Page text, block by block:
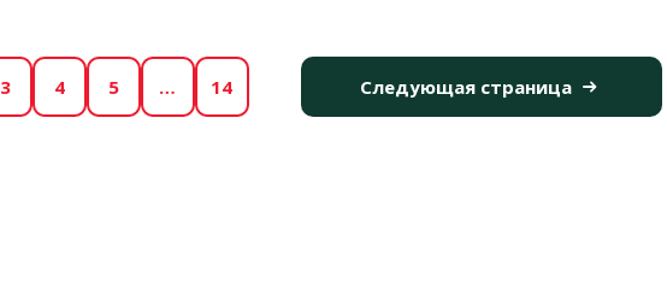
3 4 5 … 14 Следующая страница